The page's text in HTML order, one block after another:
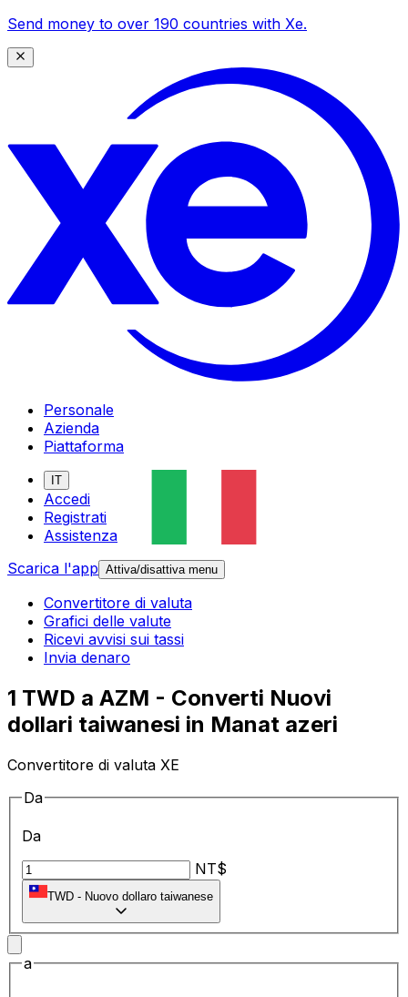
Send money to over 190 countries with Xe.
Personale
Azienda
Piattaforma
IT
Accedi
Registrati
Assistenza
Scarica l'app Attiva/disattiva menu
Convertitore di valuta
Grafici delle valute
Ricevi avvisi sui tassi
Invia denaro
1 TWD a AZM - Converti Nuovi
dollari taiwanesi in Manat azeri
Convertitore di valuta XE
Da
Da
NT$
TWD - Nuovo dollaro taiwanese
a